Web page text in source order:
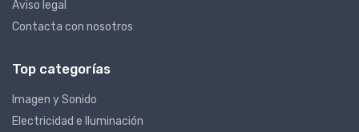
Aviso legal
Contacta con nosotros
Top categorías
Imagen y Sonido
Electricidad e Iluminación